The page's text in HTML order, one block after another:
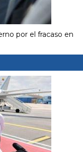
por el fracaso en